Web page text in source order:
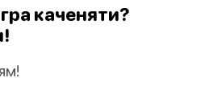
каченяти?